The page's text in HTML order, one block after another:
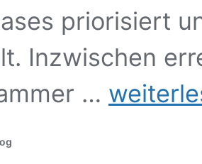
priorisiert
Inzwischen
…
„Bundesnotbremse